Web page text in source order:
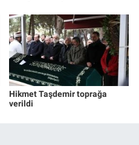
Hikmet Taşdemir toprağa
verildi